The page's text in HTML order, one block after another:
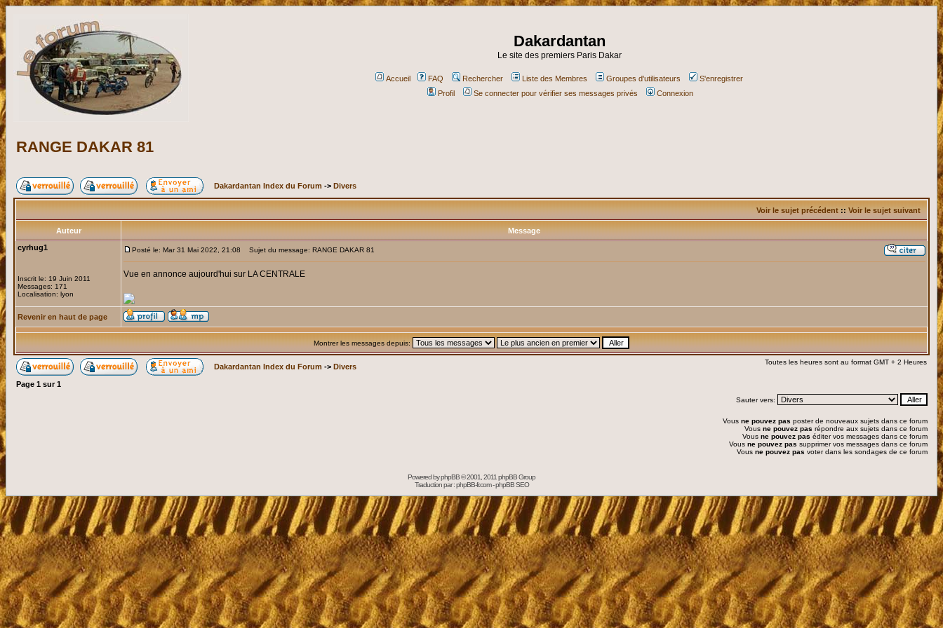
Dakardantan
Le site des premiers Paris Dakar
Accueil FAQ Rechercher Liste des Membres Groupes d'utilisateurs
S'enregistrer
Profil
Se connecter pour vérifier ses messages privés Connexion
RANGE DAKAR 81
Dakardantan Index du Forum -> Divers
Voir le sujet précédent :: Voir le sujet suivant
Auteur
Message
cyrhug1
Inscrit le: 19 Juin 2011
Messages: 171
Localisation: lyon
Posté le: Mar 31 Mai 2022, 21:08 Sujet du message: RANGE DAKAR 81
Vue en annonce aujourd'hui sur LA CENTRALE
Revenir en haut de page
Montrer les messages depuis:
Dakardantan Index du Forum -> Divers
Toutes les heures sont au format GMT + 2 Heures
Page 1 sur1
Sauter vers:
Vous ne pouvez pas poster de nouveaux sujets dans ce forum
Vous ne pouvez pas répondre aux sujets dans ce forum
Vous ne pouvez pas éditer vos messages dans ce forum
Vous ne pouvez pas supprimer vos messages dans ce forum
Vous ne pouvez pas voter dans les sondages de ce forum
Powered byphpBB© 2001, 2011 phpBB Group
Traduction par :phpBB-fr.com-phpBB SEO